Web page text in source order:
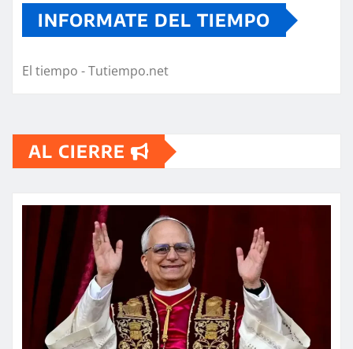
INFORMATE DEL TIEMPO
El tiempo - Tutiempo.net
AL CIERRE